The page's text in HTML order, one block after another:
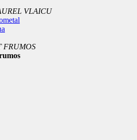
VLAICU
FRUMOS